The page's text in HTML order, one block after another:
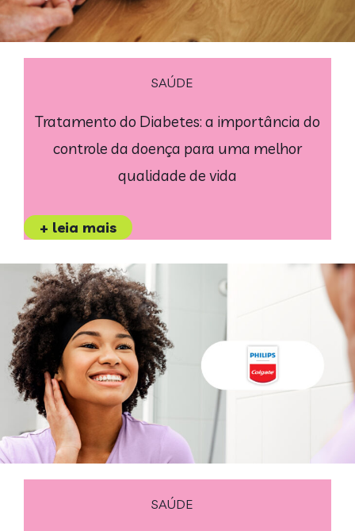
SAÚDE
Tratamento do Diabetes: a importância do
controle da doença para uma melhor
qualidade de vida
+ leia mais
SAÚDE